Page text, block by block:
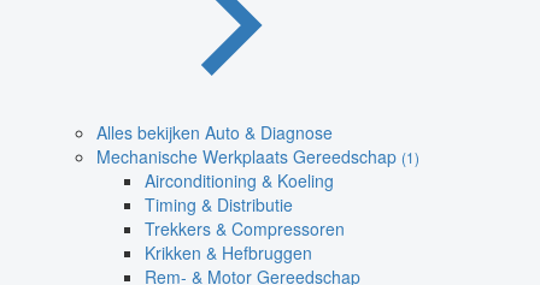
Alles bekijken Auto & Diagnose
Mechanische Werkplaats Gereedschap (1)
Airconditioning & Koeling
Timing & Distributie
Trekkers & Compressoren
Krikken & Hefbruggen
Rem- & Motor Gereedschap